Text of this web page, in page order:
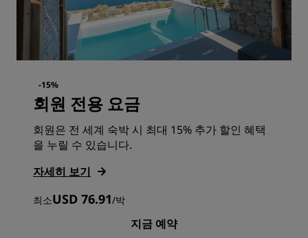
-15%
회원 전용 요금
회원은 전 세계 숙박 시 최대 15% 추가 할인 혜택
을 누릴 수 있습니다.
자세히 보기
최소USD 76.91/박
지금 예약